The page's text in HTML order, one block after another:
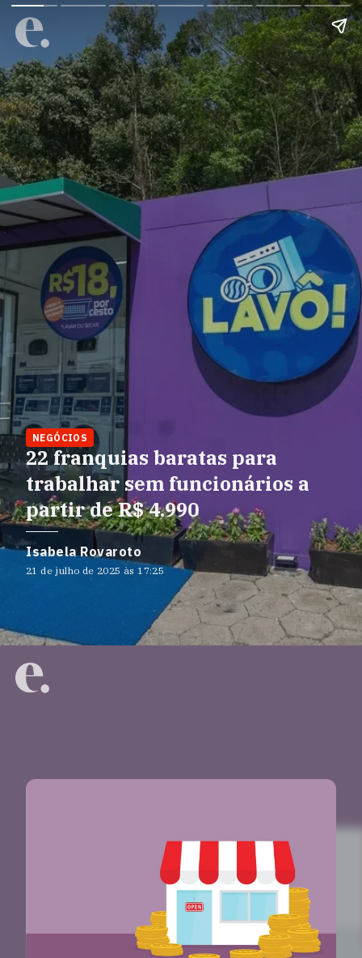
NEGÓCIOS
22 franquias baratas para
trabalhar sem funcionários a
partir de R$ 4.990
Isabela Rovaroto
21 de julho de 2025 às 17:25